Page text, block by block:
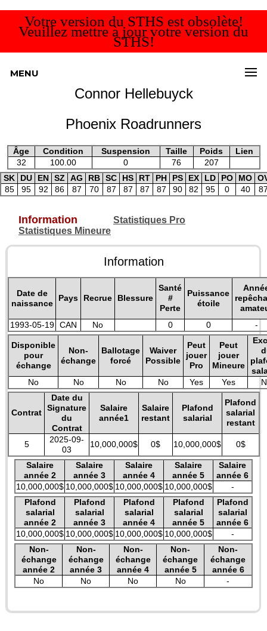
Votre version du STHS est obsolète!
Veuillez mettre à jour votre version du
STHS!
MENU
Connor Hellebuyck
Phoenix Roadrunners
Âge Condition Suspension Taille Poids
Lien
32
100.00 0 76
207
SK
DU EN SZ AG RB SC HS RT PH PS EX LD PO MO
85
95 92 86 87 70 87 87 87 87 90 82 95 0 40
Information
Statistiques Pro
Statistiques Mineure
Information
Date de
naissance
Pays Recrue Blessure
Santé
#
Perte
Puissance
étoile
1993-05-19 CAN No 0 0 -
Disponible
pour
échange
Non-
échange
Ballotage
forcé
Waiver
Possible
Peut
jouer
Pro
Peut
jouer
Mineure
No
No No No Yes Yes
Contrat
Date du
Signature
du
Contrat
Salaire
année1
Salaire
restant
Plafond
salarial
Plafond
salarial
restant
5
2025-09-
03
10,000,000$ 0$ 10,000,000$ 0$
Salaire
année 2
Salaire
année 3
Salaire
année 4
Salaire
année 5
Salaire
année 6
10,000,000$ 10,000,000$ 10,000,000$ 10,000,000$
-
Plafond
salarial
année 2
Plafond
salarial
année 3
Plafond
salarial
année 4
Plafond
salarial
année 5
Plafond
salarial
année 6
10,000,000$ 10,000,000$ 10,000,000$ 10,000,000$
-
Non-
échange
année 2
Non-
échange
année 3
Non-
échange
année 4
Non-
échange
année 5
Non-
échange
année 6
No
No No No -